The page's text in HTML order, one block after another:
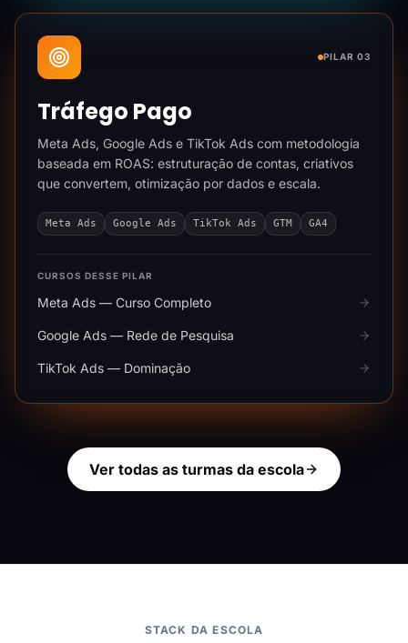
PILAR 03
Tráfego Pago
Meta Ads, Google Ads e TikTok Ads com metodologia
baseada em ROAS: estruturação de contas, criativos
que convertem, otimização por dados e escala.
Meta Ads Google Ads TikTok Ads GTM GA4
CURSOS DESSE PILAR
Meta Ads — Curso Completo
Google Ads — Rede de Pesquisa
TikTok Ads — Dominação
Ver todas as turmas da escola
STACK DA ESCOLA